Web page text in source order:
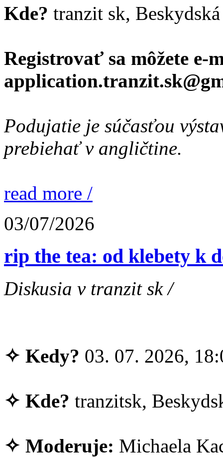
Kde? tranzit sk,
Registrovať sa môžete e-
Podujatie je súčasťou
prebiehať v angličtine.
read more /
03/07/2026
rip the tea: od klebety k
Diskusia v tranzit sk /
✧ Kedy? 03. 07. 2026,
✧ Kde? tranzitsk,
✧ Moderuje: Michaela